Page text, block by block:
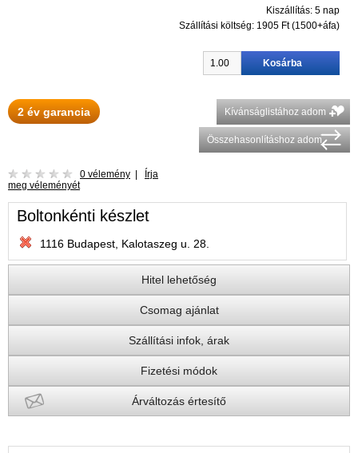
Kiszállítás: 5 nap
Szállítási költség: 1905 Ft (1500+áfa)
2 év garancia Kívánságlistához adom
Összehasonlításhoz adom
0 vélemény | Írja
meg véleményét
Boltonkénti készlet
1116 Budapest, Kalotaszeg u. 28.
Hitel lehetőség
Csomag ajánlat
Szállítási infok, árak
Fizetési módok
Árváltozás értesítő